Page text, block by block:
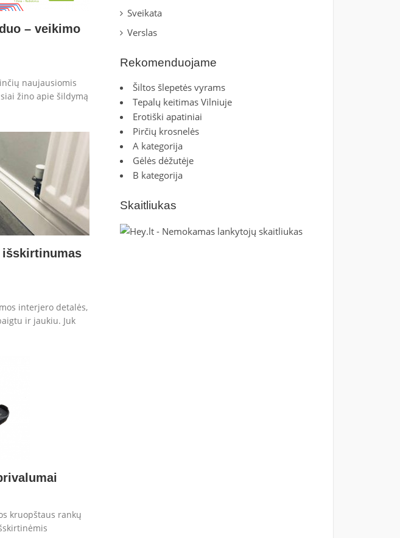
– veikimo
naujausiomis
žino apie šildymą
interjero detalės,
ir jaukiu. Juk
kruopštaus rankų
Sveikata
Verslas
Rekomenduojame
Šiltos šlepetės vyrams
Tepalų keitimas Vilniuje
Erotiški apatiniai
Pirčių krosnelės
A kategorija
Gėlės dėžutėje
B kategorija
Skaitliukas